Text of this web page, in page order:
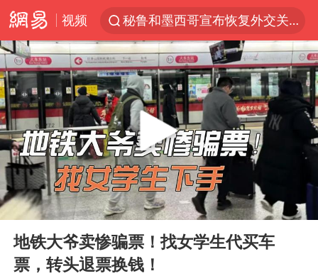
视频
沙特土耳其巴基斯坦签署共同防务协议
“电影+”如何激发千亿级消费新活力？
泉州市委书记张毅恭被查
名创优品回应女子吐槽内裤质量差
Play
00:00 02:14
地铁大爷卖惨骗票！找女学生代买车
票，转头退票换钱！